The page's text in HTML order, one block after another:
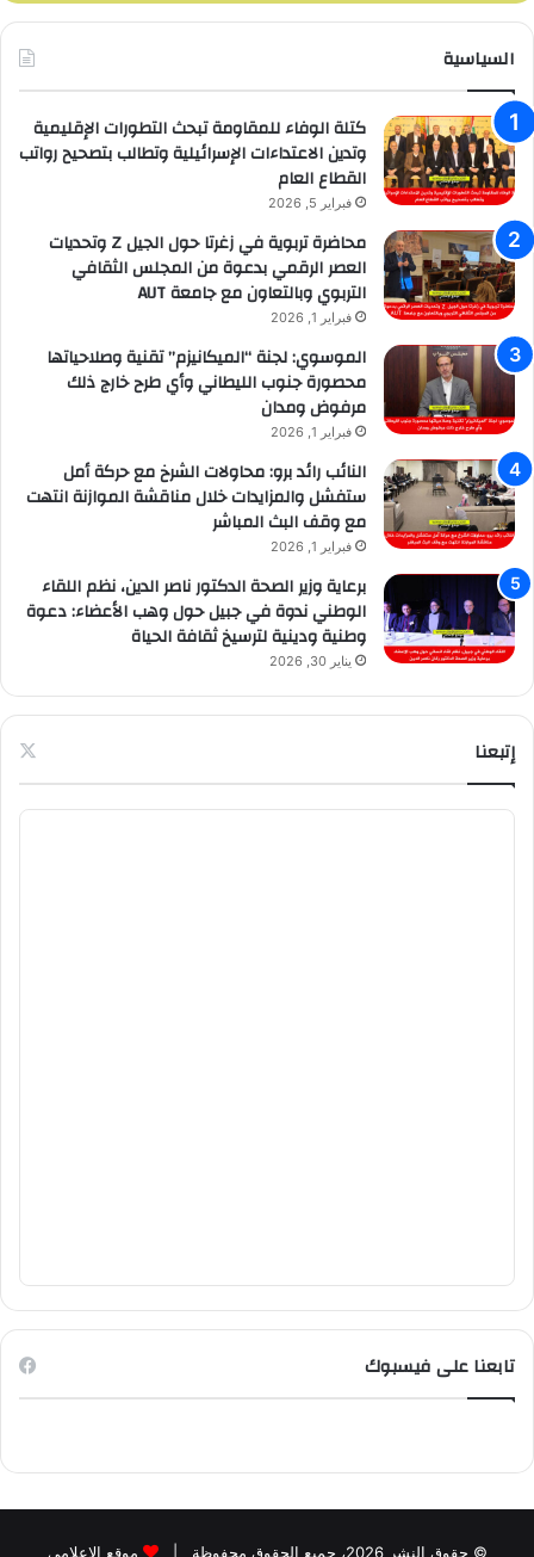
السياسية
كتلة الوفاء للمقاومة تبحث التطورات الإقليمية
وتدين الاعتداءات الإسرائيلية وتطالب بتصحيح رواتب
القطاع العام
فبراير 5, 2026
محاضرة تربوية في زغرتا حول الجيل Z وتحديات
العصر الرقمي بدعوة من المجلس الثقافي
التربوي وبالتعاون مع جامعة AUT
فبراير 1, 2026
الموسوي: لجنة “الميكانيزم” تقنية وصلاحياتها
محصورة جنوب الليطاني وأي طرح خارج ذلك
مرفوض ومدان
فبراير 1, 2026
النائب رائد برو: محاولات الشرخ مع حركة أمل
ستفشل والمزايدات خلال مناقشة الموازنة انتهت
مع وقف البث المباشر
فبراير 1, 2026
برعاية وزير الصحة الدكتور ناصر الدين، نظم اللقاء
الوطني ندوة في جبيل حول وهب الأعضاء: دعوة
وطنية ودينية لترسيخ ثقافة الحياة
يناير 30, 2026
إتبعنا
تابعنا على فيسبوك
© حقوق النشر 2026، جميع الحقوق محفوظة | موقع الاعلامي